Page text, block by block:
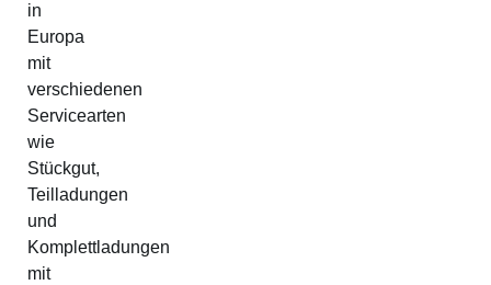
in
Europa
mit
verschiedenen
Servicearten
wie
Stückgut,
Teilladungen
und
Komplettladungen
mit